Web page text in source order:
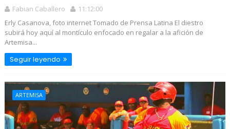
Fabian Caballero
11:12:00
Erly Casanova, foto internet Tomado de Prensa Latina El diestro
subirá hoy aquí al montículo enfocado en regalar a la afición de
Artemisa...
Seguir leyendo
ARTEMISA